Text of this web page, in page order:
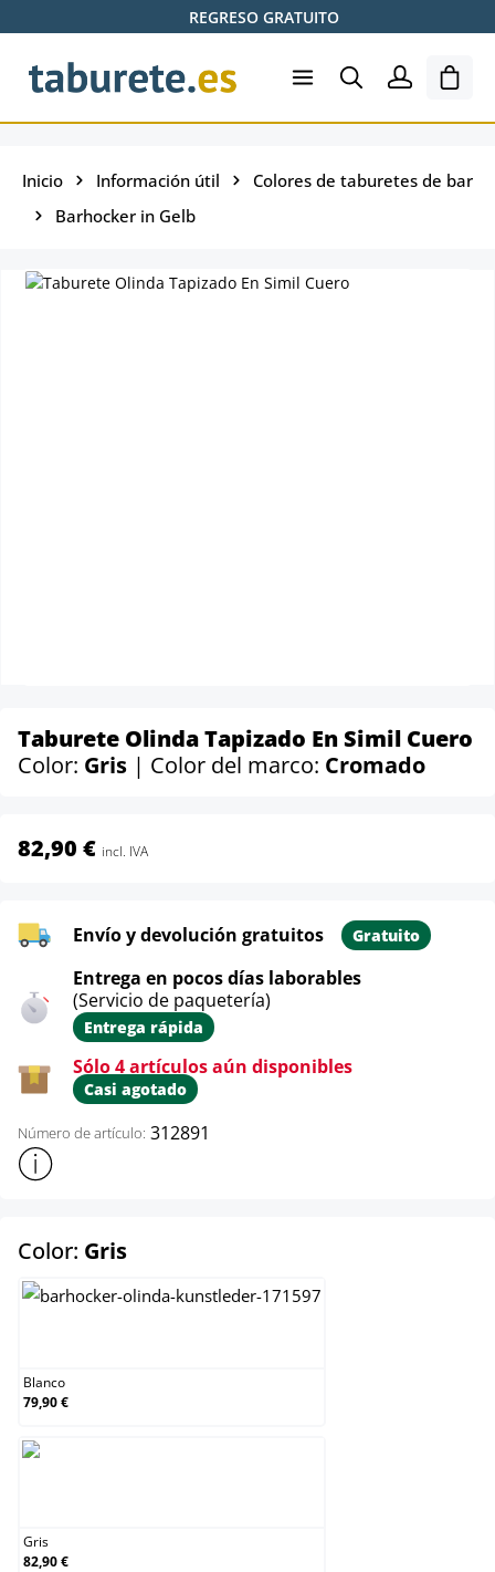
Saltar al contenido principalREGRESO GRATUITO
El
Inicio Información útil
Colores de taburetes de bar
Barhocker in Gelb
Taburete Olinda Tapizado En Simil Cuero
Color: Gris | Color del marco: Cromado
82,90 € incl. IVA
Envío y devolución gratuitos Gratuito
Entrega en pocos días laborables
(Servicio de paquetería)
Entrega rápida
Sólo 4 artículos aún disponibles
Casi agotado
Número de artículo: 312891
Mostrar más información sobre el producto
Color: Grisselect
Blanco
79,90 €
Gris
82,90 €